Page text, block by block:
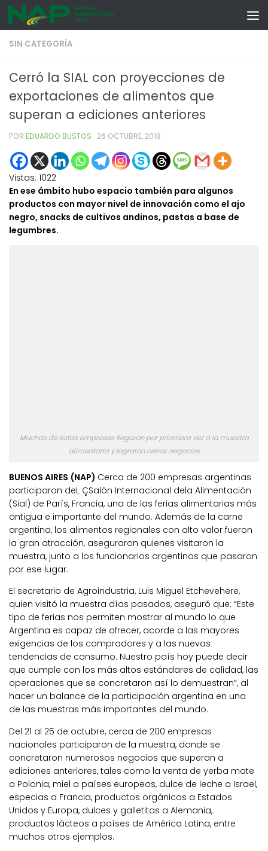
Skip to content
SIN CATEGORÍA
Cerró la SIAL con proyecciones de
exportaciones de alimentos que
superan a ediciones anteriores
POR EDUARDO BUSTOS · 26 OCTUBRE, 2018
Vistas: 1022
En ese ámbito hubo espacio también para algunos
productos con mayor nivel de innovación como el ajo
negro, snacks de cultivos andinos, pastas a base de
legumbres.
Muchas de estas empresas llegaron por priomera vez a la muestra
alimentaria y lograron cerrar negocios
BUENOS AIRES (NAP) Cerca de 200 empresas argentinas
participaron deL ÇSalón Internacional dela Alimentación
(Sial) de París, Francia, una de las ferias alimentarias más
antigua e importante del mundo. Además de la carne
argentina, los alimentos regionales con alto valor fueron
la gran atracción, aseguraron quienes visitaron la
muestra, junto a los funcionarios argentinos que pasaron
por ese lugar.
El secretario de Agroindustria, Luis Miguel Etchevehere,
quien visitó la muestra días pasados, aseguró que: “Este
tipo de ferias nos permiten mostrar al mundo lo que
Argentina es capaz de ofrecer, acorde a las mayores
exigencias de los compradores y a las nuevas
tendencias de consumo. Nuestro país hoy puede decir
que cumple con los más altos estándares de calidad, las
operaciones que se concretaron así lo demuestran”, al
hacer un balance de la participación argentina en una
de las muestras más importantes del mundo.
Del 21 al 25 de octubre, cerca de 200 empresas
nacionales participaron de la muestra, donde se
concretaron numerosos negocios que superan a
ediciones anteriores, tales como la venta de yerba mate
a Polonia, miel a países europeos, dulce de leche a Israel,
especias a Francia, productos orgánicos a Estados
Unidos y Europa, dulces y galletitas a Alemania,
productos lácteos a países de América Latina, entre
muchos otros ejemplos.